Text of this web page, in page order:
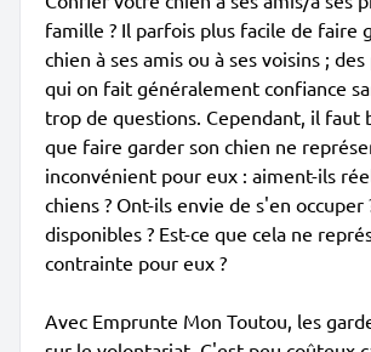
famille ? Il parfois plus facile de faire
chien à ses amis ou à ses voisins ;
qui on fait généralement confiance
trop de questions. Cependant, il faut
que faire garder son chien ne
inconvénient pour eux : aiment-ils
chiens ? Ont-ils envie de s'en occuper
disponibles ? Est-ce que cela ne
contrainte pour eux ?
Avec Emprunte Mon Toutou, les